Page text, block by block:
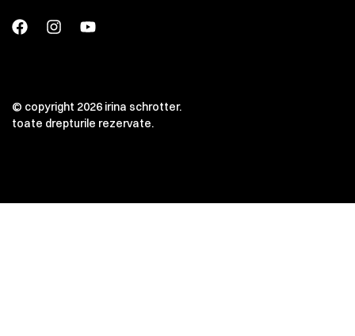
© copyright 2026 irina schrotter.
toate drepturile rezervate.